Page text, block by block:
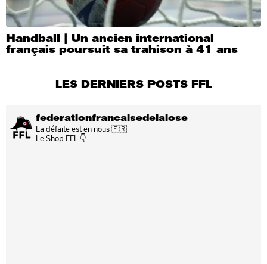
Handball | Un ancien international
français poursuit sa trahison à 41 ans
LES DERNIERS POSTS FFL
federationfrancaisedelalose
La défaite est en nous 🇫🇷
Le Shop FFL 👇